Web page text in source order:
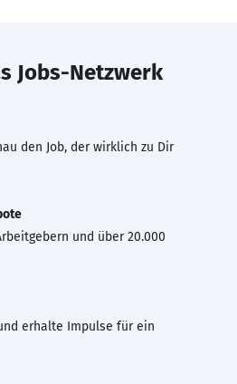
Jobs-Netzwerk
den Job, der wirklich zu Dir
und über 20.000
erhalte Impulse für ein